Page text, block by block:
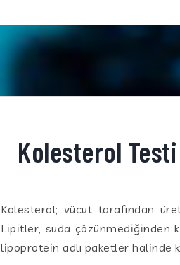
Kolesterol Testi
Kolesterol; vücut tarafından
Lipitler, suda çözünmediğinden
lipoprotein adlı paketler halinde